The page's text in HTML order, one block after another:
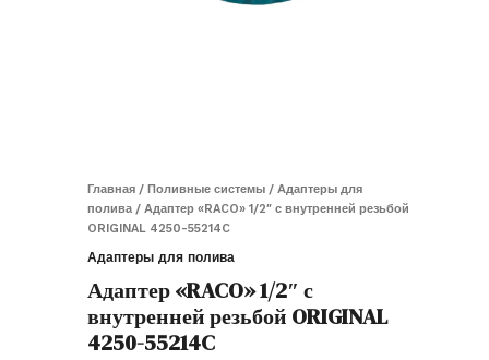
Главная / Поливные системы / Адаптеры для
полива / Адаптер «RACO» 1/2″ с внутренней резьбой
ORIGINAL 4250-55214C
Адаптеры для полива
Адаптер «RACO» 1/2″ с
внутренней резьбой ORIGINAL
4250-55214C